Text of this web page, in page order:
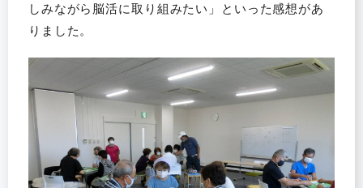
しみながら脳活に取り組みたい」といった感想があ
りました。